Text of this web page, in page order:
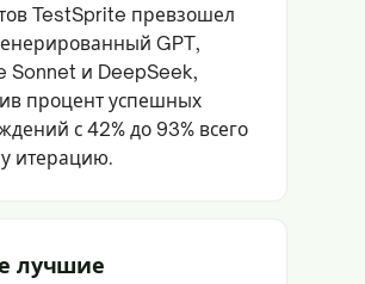
TestSprite превзошел
GPT,
Sonnet и DeepSeek,
процент успешных
с 42% до 93% всего
итерацию.
лучшие